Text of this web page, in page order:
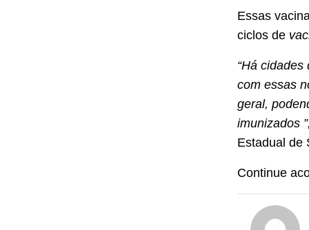
Essas
ciclos de
“Há
com essas
geral,
imunizados
Estadual de
Continue